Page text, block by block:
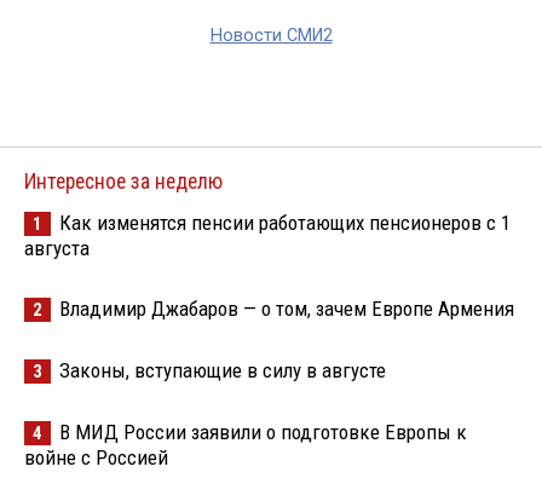
Новости СМИ2
Интересное за неделю
1
Как изменятся пенсии работающих пенсионеров с 1
августа
2 Владимир Джабаров — о том, зачем Европе Армения
3 Законы, вступающие в силу в августе
4
В МИД России заявили о подготовке Европы к
войне с Россией